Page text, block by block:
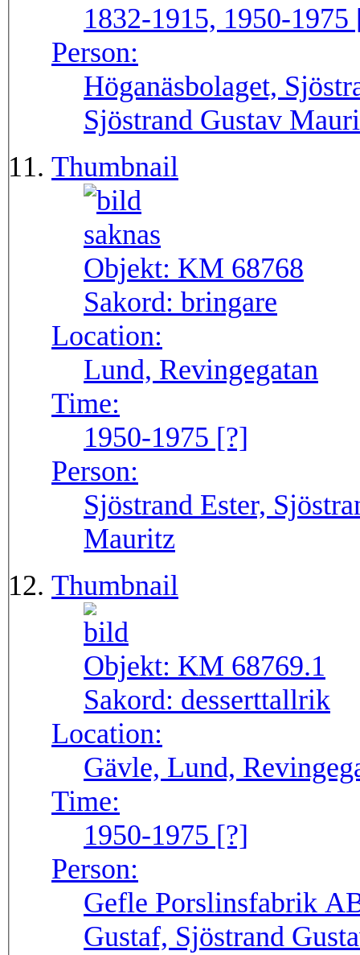
1832-1915, 1950-1975
Person:
Höganäsbolaget,
Sjöstrand Gustav
Thumbnail
Objekt: KM 68768
Sakord: bringare
Location:
Lund, Revingegatan
Time:
1950-1975 [?]
Person:
Sjöstrand Ester,
Mauritz
Thumbnail
Objekt: KM 68769.1
Sakord: desserttallrik
Location:
Gävle, Lund,
Time:
1950-1975 [?]
Person:
Gefle Porslinsfabrik
Gustaf, Sjöstrand